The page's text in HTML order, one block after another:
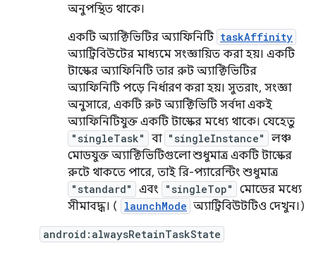
অনুপস্থিত থাকে।
একটি অ্যাক্টিভিটির অ্যাফিনিটি taskAffinity
অ্যাট্রিবিউটের মাধ্যমে সংজ্ঞায়িত করা হয়। একটি
টাস্কের অ্যাফিনিটি তার রুট অ্যাক্টিভিটির
অ্যাফিনিটি পড়ে নির্ধারণ করা হয়। সুতরাং, সংজ্ঞা
অনুসারে, একটি রুট অ্যাক্টিভিটি সর্বদা একই
অ্যাফিনিটিযুক্ত একটি টাস্কের মধ্যে থাকে। যেহেতু
"singleTask" বা "singleInstance"
লঞ্চ
মোডযুক্ত অ্যাক্টিভিটিগুলো শুধুমাত্র একটি টাস্কের
রুটে থাকতে পারে, তাই রি-প্যারেন্টিং শুধুমাত্র
"standard" এবং "singleTop"
মোডের মধ্যে
সীমাবদ্ধ। (
launchMode অ্যাট্রিবিউটটিও দেখুন।)
android:alwaysRetainTaskState